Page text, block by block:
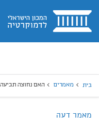
בית
בית מאמרים האם נחוצה
מאמר דעה